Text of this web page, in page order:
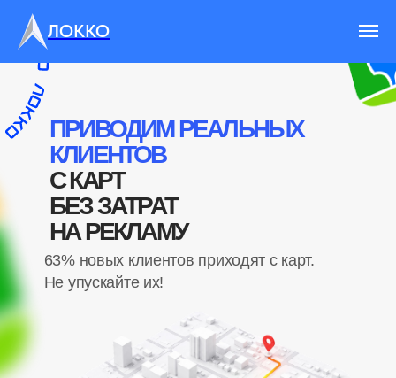
ЛОККО
ПРИВОДИМ РЕАЛЬНЫХ
КЛИЕНТОВ
С КАРТ
БЕЗ ЗАТРАТ
НА РЕКЛАМУ
63% новых клиентов приходят с карт.
Не упускайте их!